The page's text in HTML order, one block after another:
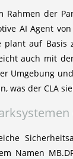
der
AI Agent
auf
auch mit
Umgebung
was der CLA
Namen